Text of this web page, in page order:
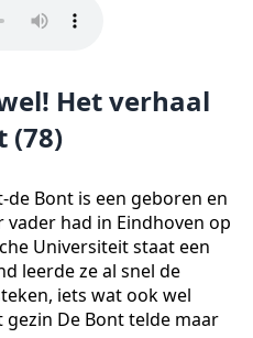
Het verhaal
(78)
de Bont is een geboren en
had in Eindhoven op
Universiteit staat een
leerde ze al snel de
iets wat ook wel
De Bont telde maar